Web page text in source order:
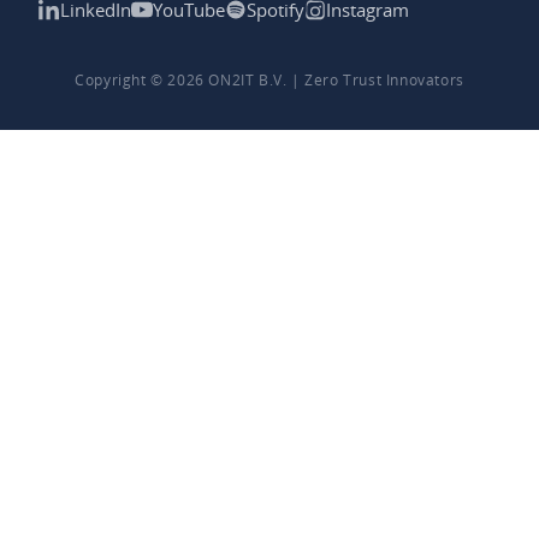
LinkedIn YouTube Spotify Instagram
Copyright © 2026 ON2IT B.V. | Zero Trust Innovators